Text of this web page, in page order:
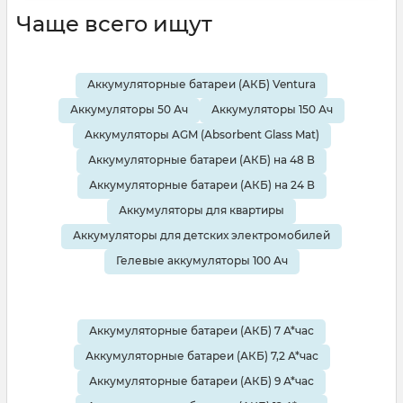
Чаще всего ищут
Аккумуляторные батареи (АКБ) Ventura
Аккумуляторы 50 Ач
Аккумуляторы 150 Ач
Аккумуляторы AGM (Absorbent Glass Mat)
Аккумуляторные батареи (АКБ) на 48 В
Аккумуляторные батареи (АКБ) на 24 В
Аккумуляторы для квартиры
Аккумуляторы для детских электромобилей
Гелевые аккумуляторы 100 Ач
Аккумуляторные батареи (АКБ) 7 А*час
Аккумуляторные батареи (АКБ) 7,2 А*час
Аккумуляторные батареи (АКБ) 9 А*час